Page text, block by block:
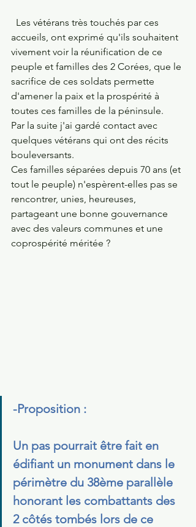
accueils, ont exprimé qu'ils souhaitent
vivement voir la réunification de ce
peuple et familles des 2 Corées, que le
sacrifice de ces soldats permette
d'amener la paix et la prospérité à
toutes ces familles de la péninsule.
Par la suite j'ai gardé contact avec
quelques vétérans qui ont des récits
bouleversants.
Ces familles séparées depuis 70 ans (et
tout le peuple) n'espèrent-elles pas se
rencontrer, unies, heureuses,
partageant une bonne gouvernance
avec des valeurs communes et une
coprospérité méritée ?
-Proposition :
Un pas pourrait être fait en
édifiant un monument dans le
périmètre du 38ème parallèle
honorant les combattants des
2 côtés tombés lors de ce